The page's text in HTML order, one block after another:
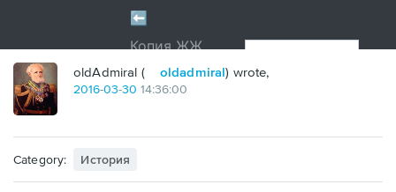
oldAdmiral ( oldadmiral) wrote,
2016-03-30 14:36:00
Category: История